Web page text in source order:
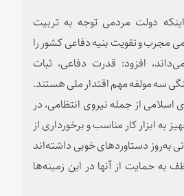
دولت مردمی توجه به تربیت
مجرب و تقویت بنیه دفاعی کشور را
افزود: قدرت دفاعی، ثبات
سه مولفه مهم اقتدار ملی هستند.
از جمله نیروی انتظامی، در
به ابزار کار مناسب و برخورداری از
به‌روز دستاوردهای خوبی داشته‌اند
به حمایت از آنها در این زمینه‌ها